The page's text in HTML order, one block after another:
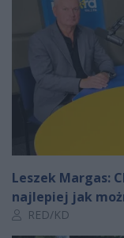
Leszek Margas:
najlepiej jak
Autor artykułu:
RED/KD